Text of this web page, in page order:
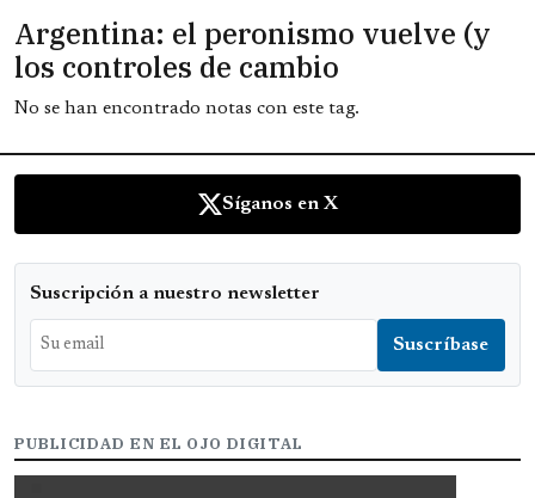
Argentina: el peronismo vuelve (y
los controles de cambio
No se han encontrado notas con este tag.
Síganos en X
Suscripción a nuestro newsletter
PUBLICIDAD EN EL OJO DIGITAL